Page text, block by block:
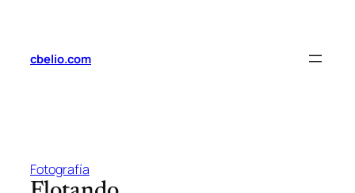
contenido
cbelio.com
Fotografía